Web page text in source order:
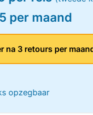
per maand
na 3 retours per
opzegbaar